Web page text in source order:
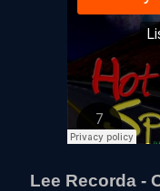
Lee Recorda -